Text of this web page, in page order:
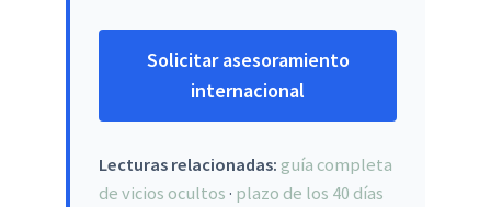
Solicitar asesoramiento
internacional
Lecturas relacionadas: guía completa
de vicios ocultos· plazo de los 40 días